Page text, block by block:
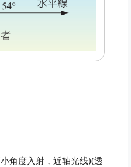
度入射，近轴光线)(透